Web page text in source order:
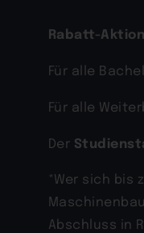
Rabatt-
Für alle
Für alle
Der
*Wer sich bis
Abschluss in